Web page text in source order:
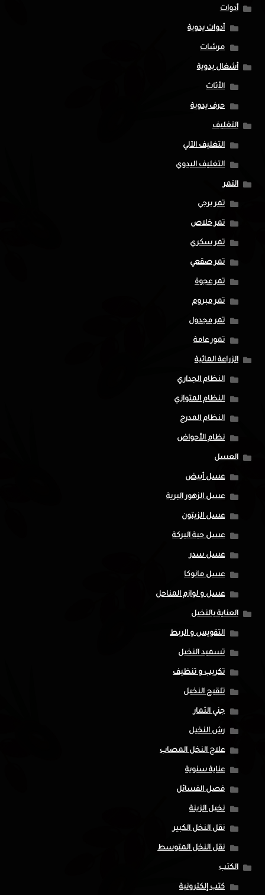
أدوات
أدوات يدوية
مرشات
أشغال يدوية
الأثاث
حرف يدوية
التغليف
التغليف الآلي
التغليف اليدوي
التمر
تمر برحي
تمر خلاص
تمر سكري
تمر صقعي
تمر عجوة
تمر مبروم
تمر مجدول
تمور عامة
الزراعة المائية
النظام الجداري
النظام المتوازي
النظام المدرج
نظام الأحواض
العسل
عسل أبيض
عسل الزهور البرية
عسل الزيتون
عسل حبة البركة
عسل سدر
عسل مانوكا
عسل و لوازم المناحل
العناية بالنخيل
التقويس و الربط
تسميد النخيل
تكريب و تنظيف
تلقيح النخيل
جني الثمار
رش النخيل
علاج النخل المصاب
عناية سنوية
فصل الفسائل
نخيل الزينة
نقل النخل الكبير
نقل النخل المتوسط
الكتب
كتب إلكترونية